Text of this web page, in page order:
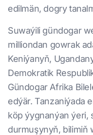
edilmän, dogry
Suwaýili gündogar
milliondan gowrak
Keniýanyň,
Demokratik
Gündogar Afrika
edýär. Tanzaniýada
köp ýygnanýan ýeri,
durmuşynyň, bilimiň